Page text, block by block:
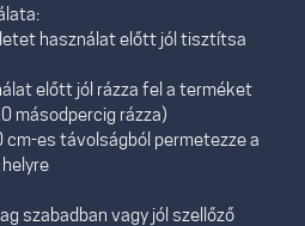
használat előtt jól tisztítsa
előtt jól rázza fel a terméket
másodpercig rázza)
cm-es távolságból permetezze a
szabadban vagy jól szellőző